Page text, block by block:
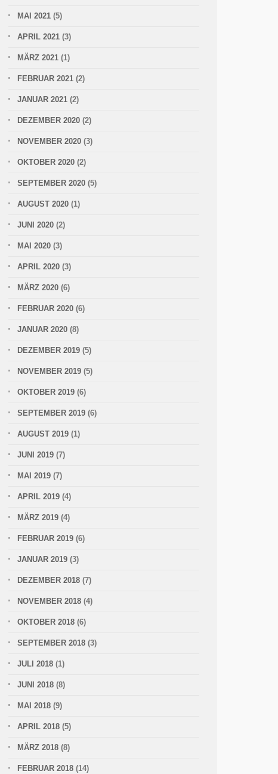
MAI 2021 (5)
APRIL 2021 (3)
MÄRZ 2021 (1)
FEBRUAR 2021 (2)
JANUAR 2021 (2)
DEZEMBER 2020 (2)
NOVEMBER 2020 (3)
OKTOBER 2020 (2)
SEPTEMBER 2020 (5)
AUGUST 2020 (1)
JUNI 2020 (2)
MAI 2020 (3)
APRIL 2020 (3)
MÄRZ 2020 (6)
FEBRUAR 2020 (6)
JANUAR 2020 (8)
DEZEMBER 2019 (5)
NOVEMBER 2019 (5)
OKTOBER 2019 (6)
SEPTEMBER 2019 (6)
AUGUST 2019 (1)
JUNI 2019 (7)
MAI 2019 (7)
APRIL 2019 (4)
MÄRZ 2019 (4)
FEBRUAR 2019 (6)
JANUAR 2019 (3)
DEZEMBER 2018 (7)
NOVEMBER 2018 (4)
OKTOBER 2018 (6)
SEPTEMBER 2018 (3)
JULI 2018 (1)
JUNI 2018 (8)
MAI 2018 (9)
APRIL 2018 (5)
MÄRZ 2018 (8)
FEBRUAR 2018 (14)